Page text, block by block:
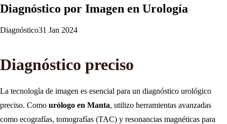
Diagnóstico por Imagen en Urología
Diagnóstico31 Jan 2024
Diagnóstico preciso
La tecnología de imagen es esencial para un diagnóstico urológico
preciso. Como urólogo en Manta, utilizo herramientas avanzadas
como ecografías, tomografías (TAC) y resonancias magnéticas para